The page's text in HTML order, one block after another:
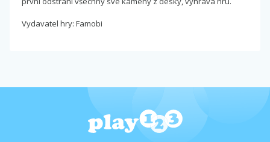
Vydavatel hry: Famobi